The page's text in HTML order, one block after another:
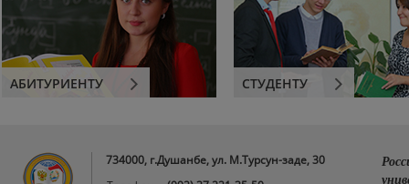
АБИТУРИЕНТУ СТУДЕНТУ
734000, г.Душанбе, ул. М.Турсун-заде, 30